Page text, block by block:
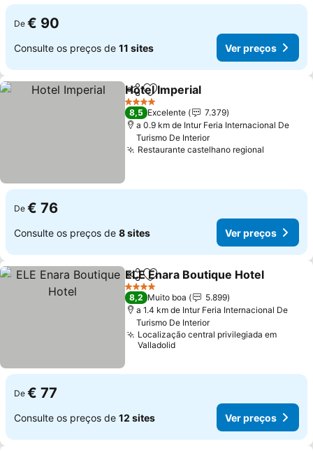
De € 90
Consulte os preços de 11 sites Ver preços
PartilharAdicionar aos favoritos
Hotel Imperial
4 Estrelas
8,5 Excelente
7.379
a 0.9 km de Intur Feria Internacional De
Turismo De Interior
Restaurante castelhano regional
De € 76
Consulte os preços de 8 sites Ver preços
PartilharAdicionar aos favoritos
ELE Enara Boutique Hotel
4 Estrelas
8,2 Muito boa
5.899
a 1.4 km de Intur Feria Internacional De
Turismo De Interior
Localização central privilegiada em
Valladolid
De € 77
Consulte os preços de 12 sites Ver preços